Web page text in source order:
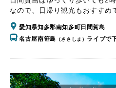
なので、日帰り観光もおすすめ
愛知県知多郡南知多町日間賀島
名古屋南笹島 （ささしま） ライブで